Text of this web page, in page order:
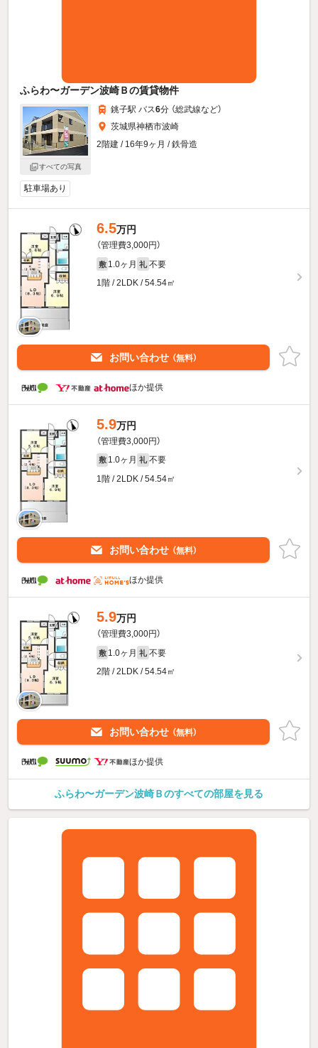
ふらわ〜ガーデン波崎Ｂの賃貸物件
すべての写真
銚子駅 バス6分 （総武線など）
茨城県神栖市波崎
2階建 / 16年9ヶ月 / 鉄骨造
駐車場あり
6.5万円
（管理費3,000円）
敷 1.0ヶ月 礼 不要
1階 / 2LDK / 54.54㎡
お問い合わせ （無料）
ほか提供
5.9万円
（管理費3,000円）
敷 1.0ヶ月 礼 不要
1階 / 2LDK / 54.54㎡
お問い合わせ （無料）
ほか提供
5.9万円
（管理費3,000円）
敷 1.0ヶ月 礼 不要
2階 / 2LDK / 54.54㎡
お問い合わせ （無料）
ほか提供
ふらわ〜ガーデン波崎Ｂのすべての部屋を見る